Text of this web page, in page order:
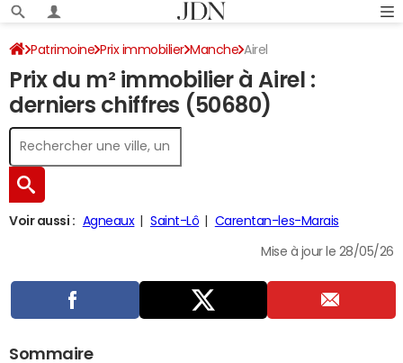
Patrimoine Prix immobilier Manche Airel
Prix du m² immobilier à Airel :
derniers chiffres (50680)
Voir aussi : Agneaux Saint-Lô Carentan-les-Marais
Mise à jour le 28/05/26
Sommaire